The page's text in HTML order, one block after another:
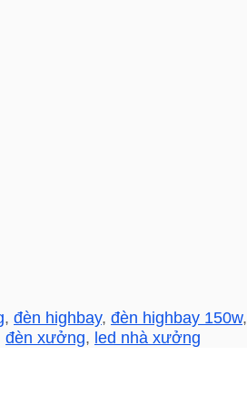
, đèn highbay, đèn highbay 150w,
đèn xưởng, led nhà xưởng